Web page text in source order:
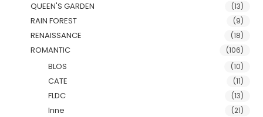
QUEEN'S GARDEN (13)
RAIN FOREST (9)
RENAISSANCE (18)
ROMANTIC (106)
BLOS (10)
CATE (11)
FLDC (13)
Inne (21)